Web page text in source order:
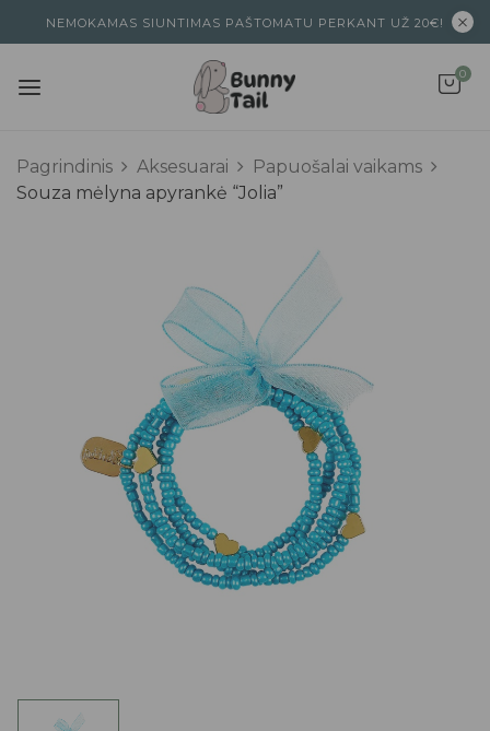
NEMOKAMAS SIUNTIMAS PAŠTOMATU PERKANT UŽ 20€!
0
Pagrindinis Aksesuarai
Papuošalai vaikams
Souza mėlyna apyrankė “Jolia”